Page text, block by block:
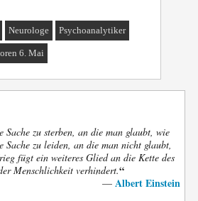
Neurologe Psychoanalytiker
6. Mai
Sache zu sterben, an die man glaubt, wie
Sache zu leiden, an die man nicht glaubt,
fügt ein weiteres Glied an die Kette des
Menschlichkeit verhindert.“
— Albert Einstein